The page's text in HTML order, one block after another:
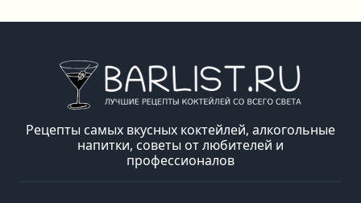
Рецепты самых вкусных коктейлей, алкогольные
напитки, советы от любителей и
профессионалов